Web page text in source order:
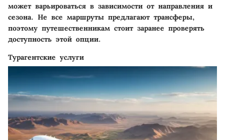
может варьироваться в зависимости от направления и
сезона. Не все маршруты предлагают трансферы,
поэтому путешественникам стоит заранее проверять
доступность этой опции.
Турагентские услуги